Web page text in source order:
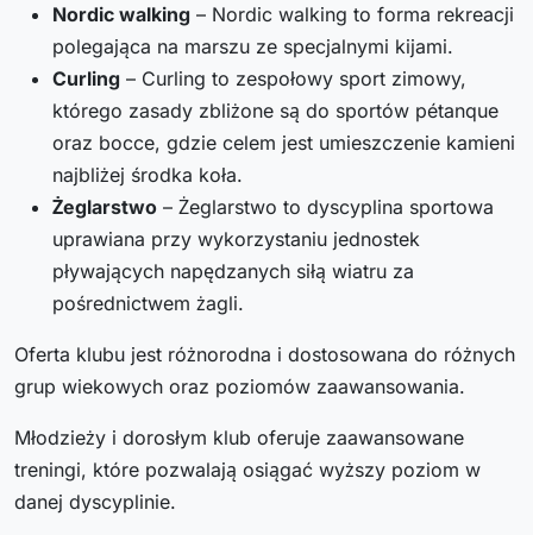
Nordic walking – Nordic walking to forma rekreacji
polegająca na marszu ze specjalnymi kijami.
Curling – Curling to zespołowy sport zimowy,
którego zasady zbliżone są do sportów pétanque
oraz bocce, gdzie celem jest umieszczenie kamieni
najbliżej środka koła.
Żeglarstwo – Żeglarstwo to dyscyplina sportowa
uprawiana przy wykorzystaniu jednostek
pływających napędzanych siłą wiatru za
pośrednictwem żagli.
Oferta klubu jest różnorodna i dostosowana do różnych
grup wiekowych oraz poziomów zaawansowania.
Młodzieży i dorosłym klub oferuje zaawansowane
treningi, które pozwalają osiągać wyższy poziom w
danej dyscyplinie.